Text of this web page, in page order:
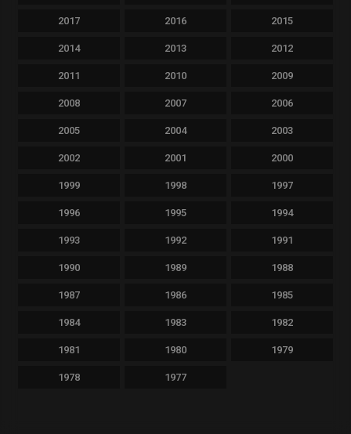
2017 2016 2015
2014 2013 2012
2011 2010 2009
2008 2007 2006
2005 2004 2003
2002 2001 2000
1999 1998 1997
1996 1995 1994
1993 1992 1991
1990 1989 1988
1987 1986 1985
1984 1983 1982
1981 1980 1979
1978 1977